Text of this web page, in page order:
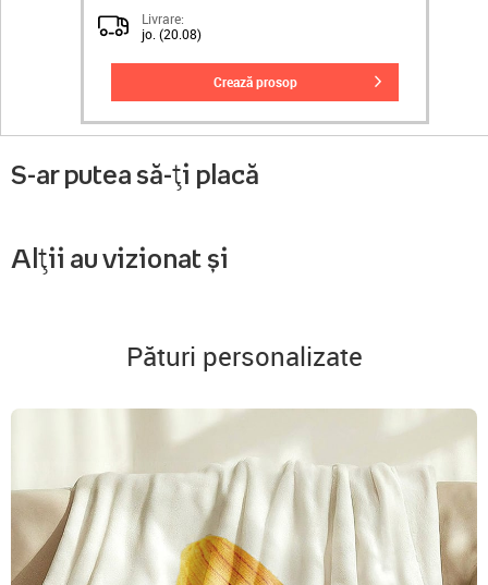
Livrare:
jo. (20.08)
crează prosop
S-ar putea să-ți placă
Alții au vizionat și
Pături personalizate